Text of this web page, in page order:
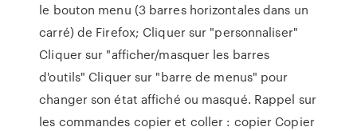
le bouton menu (3 barres horizontales dans un
carré) de Firefox; Cliquer sur "personnaliser"
Cliquer sur "afficher/masquer les barres
d'outils" Cliquer sur "barre de menus" pour
changer son état affiché ou masqué. Rappel sur
les commandes copier et coller : copier Copier